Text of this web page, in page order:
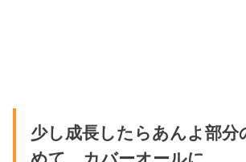
少し成長したらあんよ部分